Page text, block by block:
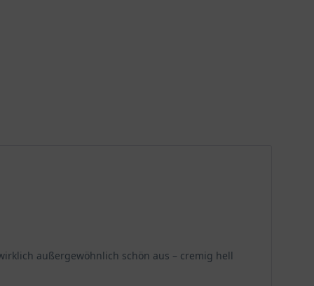
außergewöhnlich schön aus – cremig hell